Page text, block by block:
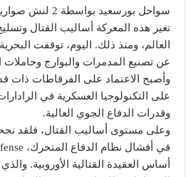
سواحل بورسعيد
تغير هذه المعركة أساليب القتال
العالم، ومنذ ذلك. اليوم، توقفت
عن تصنيع المدمرات والبوارج وحاملات
وأصبح الاعتماد على الفرقاطات ذات
على التكنولوجيا العسكرية في
وقدرات الدفاع الجوي العالية.
وعلى مستوى أساليب القتال، فلقد
أساس العقيدة القتالية الأوروبية.